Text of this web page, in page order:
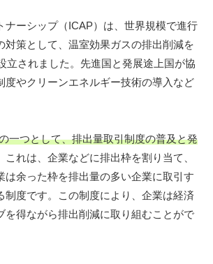
ナーシップ（ICAP）は、世界規模で進行
対策として、温室効果ガスの排出削減を
立されました。先進国と発展途上国が協
度やクリーンエネルギー技術の導入など
一つとして、排出量取引制度の普及と発
これは、企業などに排出枠を割り当て、
は余った枠を排出量の多い企業に取引す
制度です。この制度により、企業は経済
を得ながら排出削減に取り組むことがで